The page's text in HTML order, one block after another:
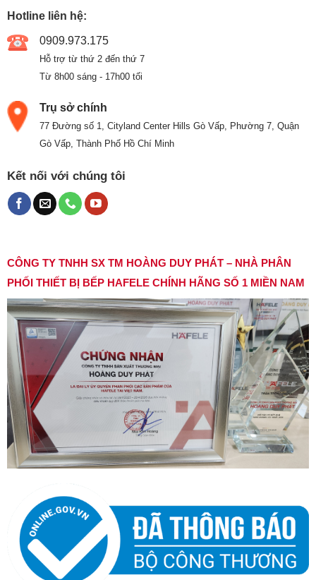
Hotline liên hệ:
0909.973.175
Hỗ trợ từ thứ 2 đến thứ 7
Từ 8h00 sáng - 17h00 tối
Trụ sở chính
77 Đường số 1, Cityland Center Hills Gò Vấp, Phường 7, Quận
Gò Vấp, Thành Phố Hồ Chí Minh
Kết nối với chúng tôi
CÔNG TY TNHH SX TM HOÀNG DUY PHÁT – NHÀ PHÂN
PHỐI THIẾT BỊ BẾP HAFELE CHÍNH HÃNG SỐ 1 MIỀN NAM